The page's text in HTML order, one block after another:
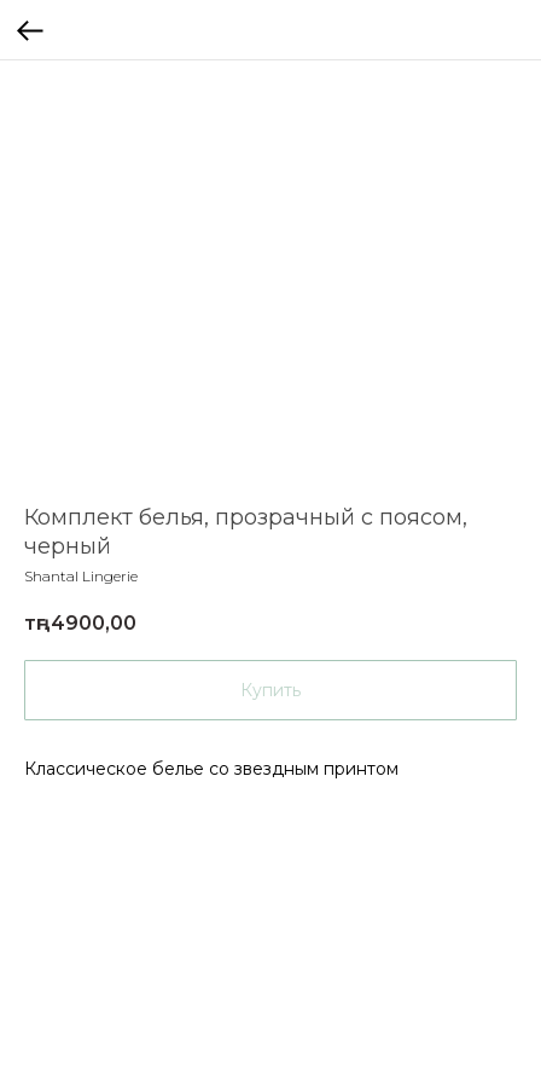
Комплект белья, прозрачный с поясом,
черный
Shantal Lingerie
тңг.4900,00
Купить
Классическое белье со звездным принтом